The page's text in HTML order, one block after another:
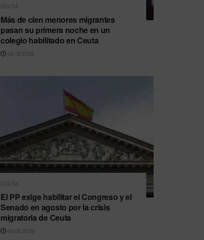
CEUTA
Más de cien menores migrantes
pasan su primera noche en un
colegio habilitado en Ceuta
06/08/2026
CEUTA
El PP exige habilitar el Congreso y el
Senado en agosto por la crisis
migratoria de Ceuta
06/08/2026